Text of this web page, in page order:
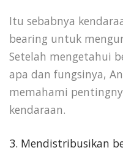
Itu sebabnya
bearing untuk
Setelah mengetahui
apa dan fungsinya,
memahami
kendaraan.
3. Mendistribusikan